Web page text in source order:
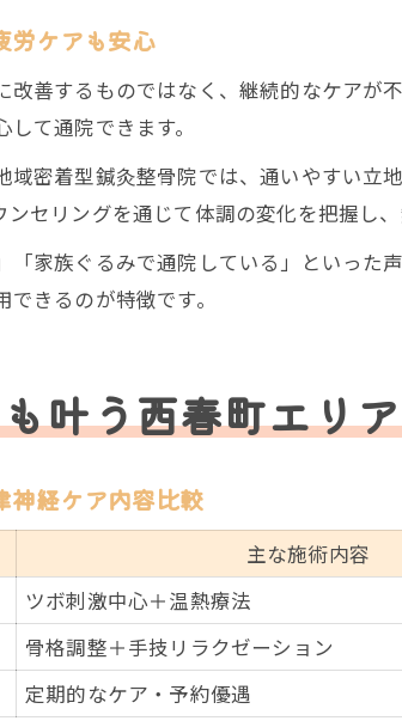
労ケアも安心
善するものではなく、継続的なケア
て通院できます。
域密着型鍼灸整骨院では、通いやすい
セリングを通じて体調の変化を把握し
「家族ぐるみで通院している」といっ
きるのが特徴です。
叶う西春町エリ
神経ケア内容比較
主な施術内容
ツボ刺激中心＋温熱療法
骨格調整＋手技リラクゼーション
定期的なケア・予約優遇